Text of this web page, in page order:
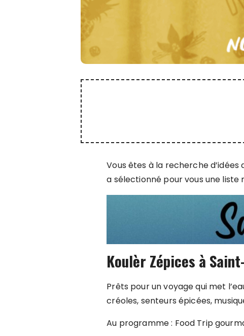
Vous êtes à la recherche
a sélectionné pour vous une liste
Koulèr Zépices à
Prêts pour un voyage qui met
créoles, senteurs épicées,
Au programme : Food Trip